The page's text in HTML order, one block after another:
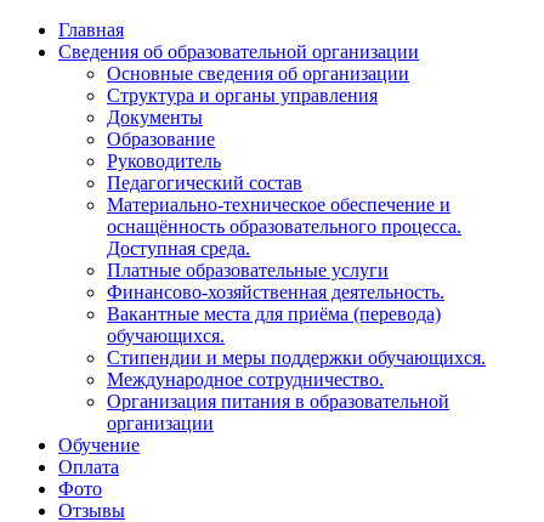
Главная
Сведения об образовательной организации
Основные сведения об организации
Структура и органы управления
Документы
Образование
Руководитель
Педагогический состав
Материально-техническое обеспечение и
оснащённость образовательного процесса.
Доступная среда.
Платные образовательные услуги
Финансово-хозяйственная деятельность.
Вакантные места для приёма (перевода)
обучающихся.
Стипендии и меры поддержки обучающихся.
Международное сотрудничество.
Организация питания в образовательной
организации
Обучение
Оплата
Фото
Отзывы